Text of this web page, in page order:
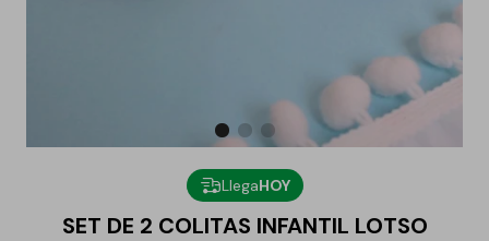
LlegaHOY
SET DE 2 COLITAS INFANTIL LOTSO